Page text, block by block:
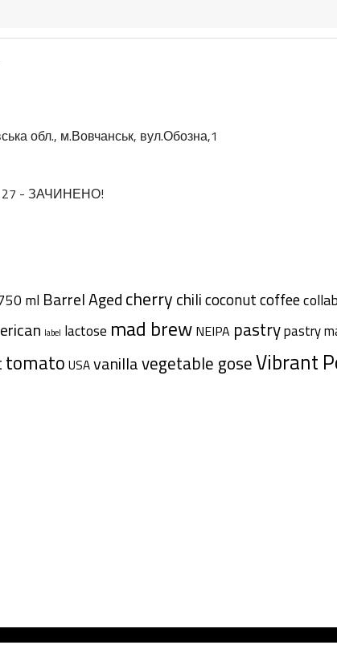
обл., м.Вовчанськ, вул.Обозна,1
27 - ЗАЧИНЕНО!
ml Barrel Agedcherrychilicoconutcoffee
label lactose mad brew NEIPA pastrypastry
tomato USAvanillavegetable goseVibrant